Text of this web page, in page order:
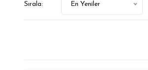
Sırala: En Yeniler